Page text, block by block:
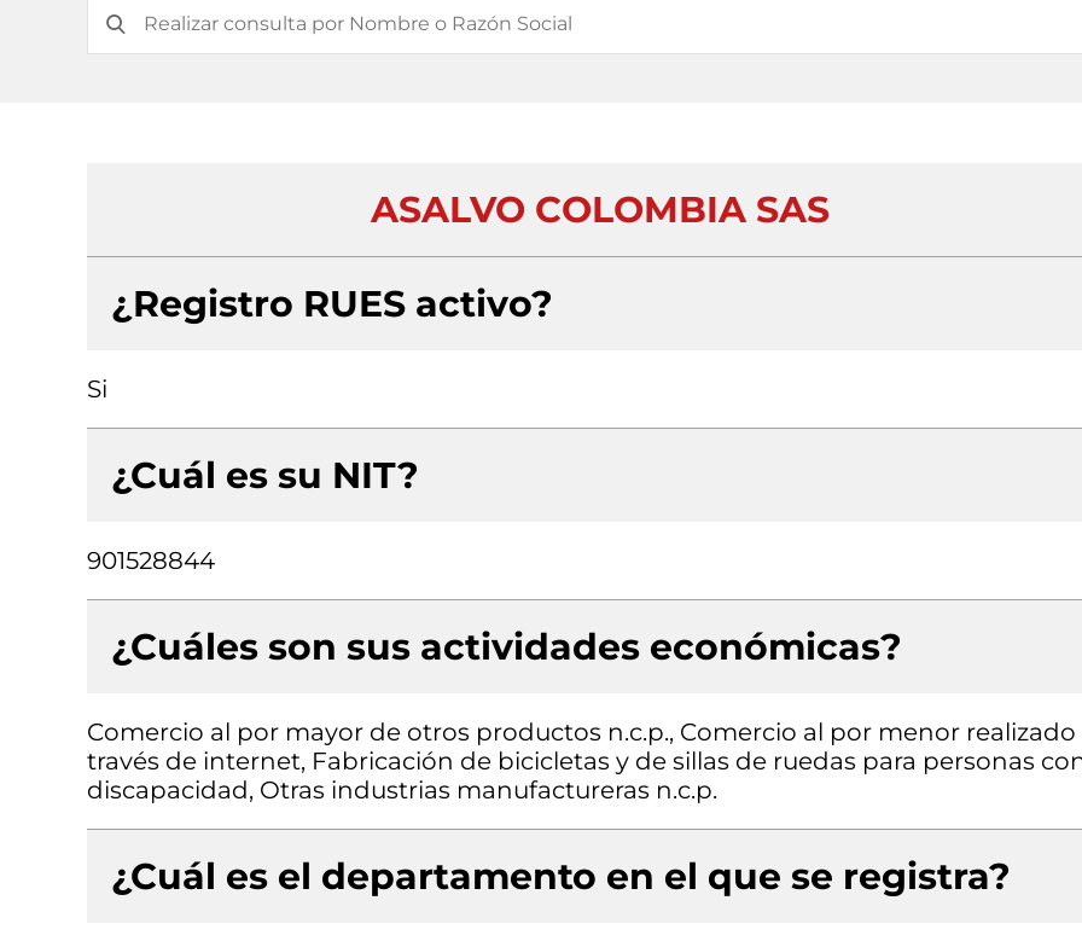
ASALVO COLOMBIA SAS
¿Registro RUES activo?
Si
¿Cuál es su NIT?
901528844
¿Cuáles son sus actividades económicas?
Comercio al por mayor de otros productos n.c.p., Comercio al por menor realizado
través de internet, Fabricación de bicicletas y de sillas de ruedas para personas
discapacidad, Otras industrias manufactureras n.c.p.
¿Cuál es el departamento en el que se registra?